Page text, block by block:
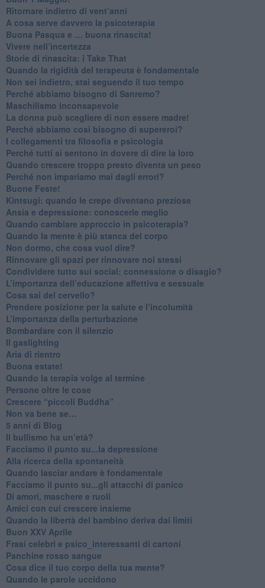
Ritornare indietro di vent’anni
​A cosa serve davvero la psicoterapia
​Buona Pasqua e … buona rinascita!
​Vivere nell’incertezza
​Storie di rinascita: i Take That
​Quando la rigidità del terapeuta è fondamentale
​Non sei indietro, stai seguendo il tuo tempo
​Perché abbiamo bisogno di Sanremo?
​Maschilismo inconsapevole
​La donna può scegliere di non essere madre!
​Perché abbiamo così bisogno di supereroi?
​I collegamenti tra filosofia e psicologia
​Perché tutti si sentono in dovere di dire la loro
​Quando crescere troppo presto diventa un peso
​Perché non impariamo mai dagli errori?
​Buone Feste!
​Kintsugi: quando le crepe diventano preziose
Ansia e depressione: conoscerle meglio
Quando cambiare approccio in psicoterapia?
​Quando la mente è più stanca del corpo
Non dormo, che cosa vuol dire?
​Rinnovare gli spazi per rinnovare noi stessi
​Condividere tutto sui social: connessione o disagio?
​L’importanza dell’educazione affettiva e sessuale
​Cosa sai del cervello?
Prendere posizione per la salute e l’incolumità
L’importanza della perturbazione
​Bombardare con il silenzio
Il gaslighting
Aria di rientro
Buona estate!
​Quando la terapia volge al termine
​Persone oltre le cose
​Crescere “piccoli Buddha”
Non va bene se…
​5 anni di Blog
​Il bullismo ha un’età?
Facciamo il punto su...la depressione
​Alla ricerca della spontaneità
​Quando lasciar andare è fondamentale
Facciamo il punto su...gli attacchi di panico
Di amori, maschere e ruoli
​Amici con cui crescere insieme
​Quando la libertà del bambino deriva dai limiti
Buon XXV Aprile
​Frasi celebri e psico_interessanti di cartoni
​Panchine rosso sangue
​Cosa dice il tuo corpo della tua mente?
​Quando le parole uccidono